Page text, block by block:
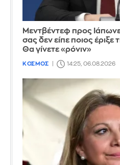
Μεντβέντεφ προς
σας δεν είπε ποιος
Θα γίνετε «ρόνιν»
ΚΟΣΜΟΣ 14:25, 06.08.2026